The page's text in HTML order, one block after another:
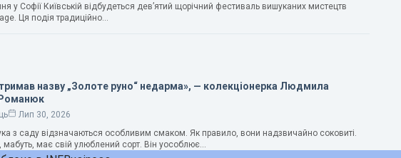
у Софії Київській відбудеться дев’ятий щорічний фестиваль вишуканих мистецтв
Ця подія традиційно…
назву „Золоте руно“ недарма», — колекціонерка Людмила
Романюк
Лип 30, 2026
з саду відзначаються особливим смаком. Як правило, вони надзвичайно соковиті.
має свій улюблений сорт. Він уособлює…